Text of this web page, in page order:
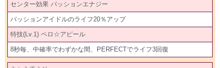
センター効果 パッションエナジー
パッションアイドルのライフ20％アップ
特技(Lv.1) ペロ☆アピール
8秒毎、中確率でわずかな間、PERFECTでライフ3回復